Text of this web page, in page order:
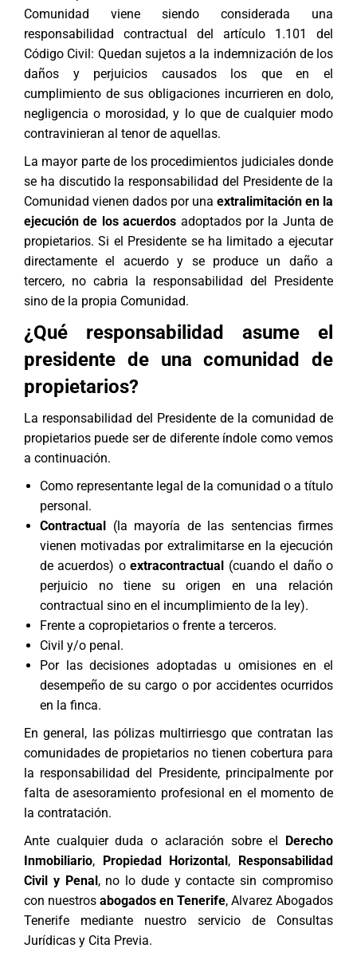
Comunidad viene siendo considerada una
responsabilidad contractual del artículo 1.101 del
Código Civil: Quedan sujetos a la indemnización de los
daños y perjuicios causados los que en el
cumplimiento de sus obligaciones incurrieren en dolo,
negligencia o morosidad, y lo que de cualquier modo
contravinieran al tenor de aquellas.
La mayor parte de los procedimientos judiciales donde
se ha discutido la responsabilidad del Presidente de la
Comunidad vienen dados por una extralimitación en la
ejecución de los acuerdos adoptados por la Junta de
propietarios. Si el Presidente se ha limitado a ejecutar
directamente el acuerdo y se produce un daño a
tercero, no cabria la responsabilidad del Presidente
sino de la propia Comunidad.
¿Qué responsabilidad asume el
presidente de una comunidad de
propietarios?
La responsabilidad del Presidente de la comunidad de
propietarios puede ser de diferente índole como vemos
a continuación.
Como representante legal de la comunidad o a título
personal.
Contractual (la mayoría de las sentencias firmes
vienen motivadas por extralimitarse en la ejecución
de acuerdos) oextracontractual (cuando el daño o
perjuicio no tiene su origen en una relación
contractual sino en el incumplimiento de la ley).
Frente a copropietarios o frente a terceros.
Civil y/o penal.
Por las decisiones adoptadas u omisiones en el
desempeño de su cargo o por accidentes ocurridos
en la finca.
En general, las pólizas multirriesgo que contratan las
comunidades de propietarios no tienen cobertura para
la responsabilidad del Presidente, principalmente por
falta de asesoramiento profesional en el momento de
la contratación.
Ante cualquier duda o aclaración sobre el Derecho
Inmobiliario, Propiedad Horizontal, Responsabilidad
Civil y Penal, no lo dude y contacte sin compromiso
con nuestros abogados en Tenerife, Alvarez Abogados
Tenerife mediante nuestro servicio de Consultas
Jurídicas y Cita Previa.